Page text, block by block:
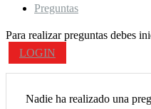
Preguntas
Para realizar preguntas debes
LOGIN
Nadie ha realizado una